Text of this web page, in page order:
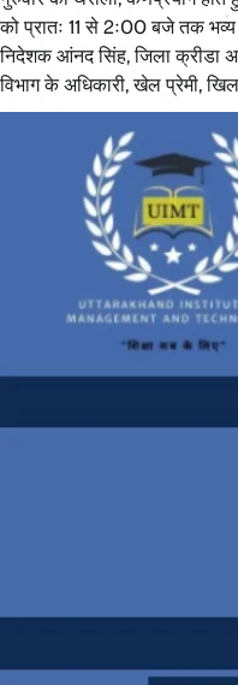
को प्रातः 11 से 2ः00 बजे तक
निदेशक आंनद सिंह, जिला क्रीडा
विभाग के अधिकारी, खेल प्रेमी,